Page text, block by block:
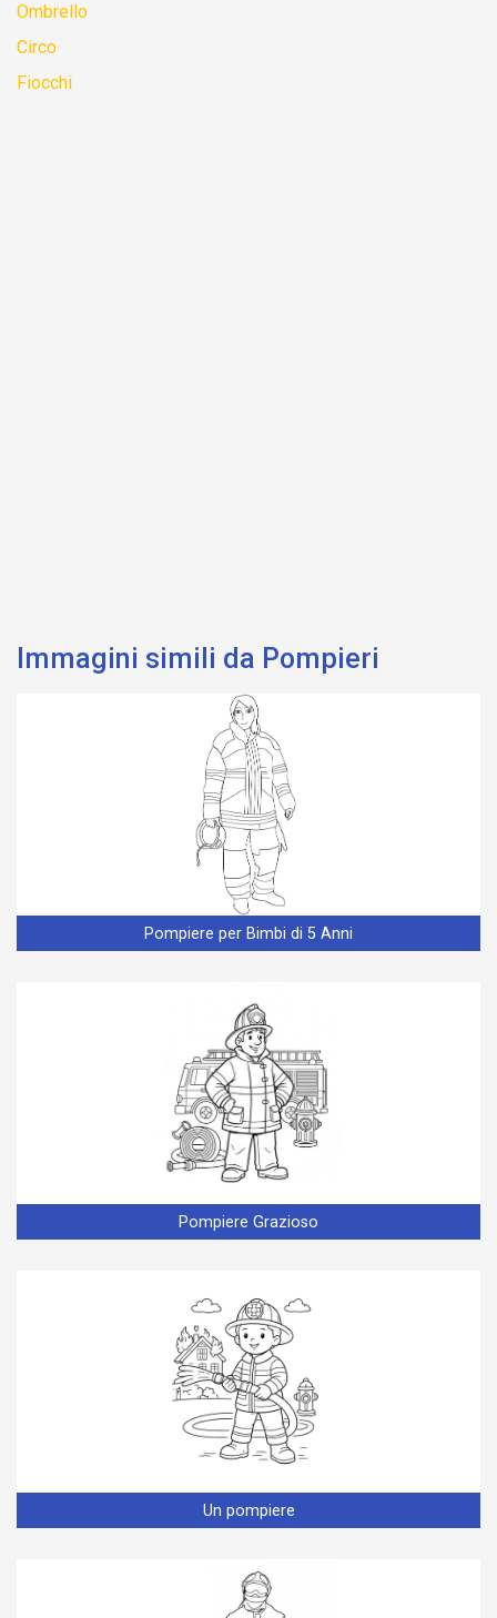
Ombrello
Circo
Fiocchi
Immagini simili da Pompieri
Pompiere per Bimbi di 5 Anni
Pompiere Grazioso
Un pompiere